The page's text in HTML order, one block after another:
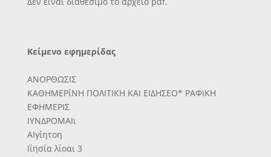
Κείμενο εφημερίδας
ΑΝΟΡΘΩΣΙΣ
ΚΑΘΗΜΕΡίΝΗ ΠΟΛΙΤΙΚΗ ΚΑΙ ΕΙΔΗΣΕΟ* ΡΑΦΙΚΗ
ΕΦΗΜΕΡΙΣ
ΙΥΝΔΡΟΜΑΙι
ΑΙγίητοη
Ιΐησία λίοαι 3